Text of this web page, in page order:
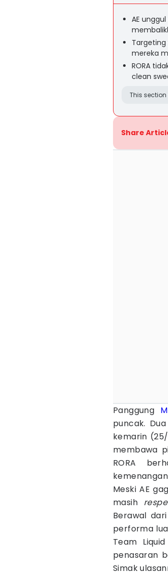
AE
Targeting
mereka
RORA
clean
This
Share
Panggung
puncak.
kemarin
membawa
RORA
Meski AE
masih
Berawal
performa
Team
penasaran
Simak